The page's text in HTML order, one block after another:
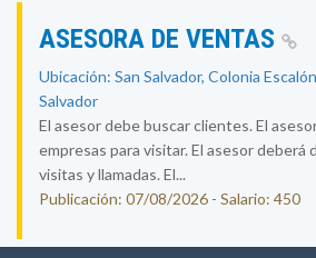
ASESORA DE VENTAS
Ubicación: San Salvador, Colonia
Salvador
El asesor debe buscar clientes. El
empresas para visitar. El asesor deberá
visitas y llamadas. El...
Publicación: 07/08/2026 - Salario: 450